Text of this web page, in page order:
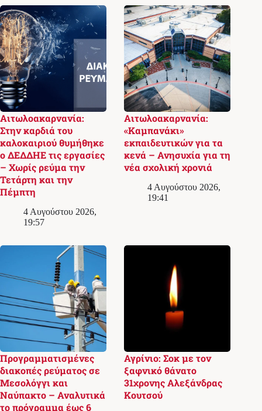
Αιτωλοακαρνανία:
Στην καρδιά του
καλοκαιριού θυμήθηκε
ο ΔΕΔΔΗΕ τις εργασίες
– Χωρίς ρεύμα την
Τετάρτη και την
Πέμπτη
4 Αυγούστου 2026,
19:57
Αιτωλοακαρνανία:
«Καμπανάκι»
εκπαιδευτικών για τα
κενά – Ανησυχία για τη
νέα σχολική χρονιά
4 Αυγούστου 2026,
19:41
Προγραμματισμένες
διακοπές ρεύματος σε
Μεσολόγγι και
Ναύπακτο – Αναλυτικά
το πρόγραμμα έως 6
Αγρίνιο: Σοκ με τον
ξαφνικό θάνατο
31χρονης Αλεξάνδρας
Κουτσού